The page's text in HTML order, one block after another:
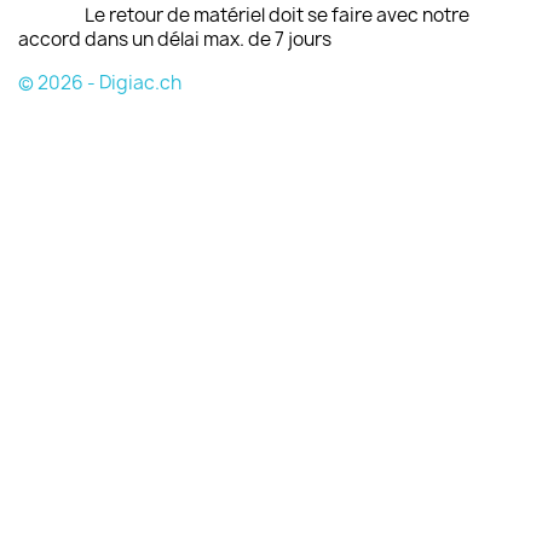
Le retour de matériel doit se faire avec notre
accord dans un délai max. de 7 jours
© 2026 - Digiac.ch